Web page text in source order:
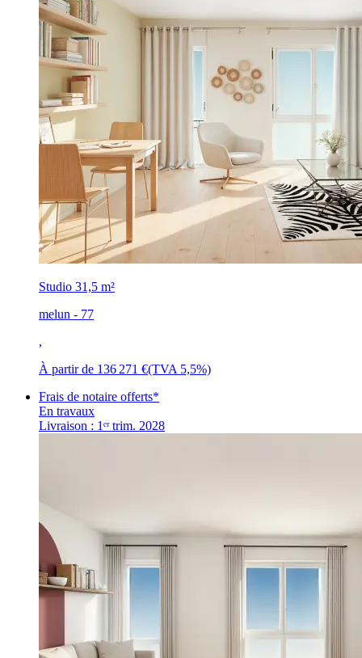
Studio 31,5 m²
melun - 77
,
À partir de 136 271 €(TVA 5,5%)
Frais de notaire offerts*
En travaux
Livraison : 1ᵉʳ trim. 2028